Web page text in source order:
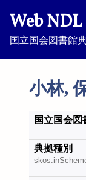
Web
国立国会図書館
小林,
国立国会
典拠種別